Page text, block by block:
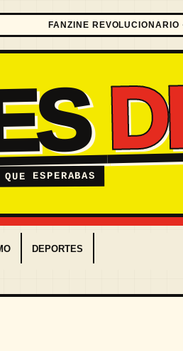
FANZINE
ESPERABAS
DEPORTES